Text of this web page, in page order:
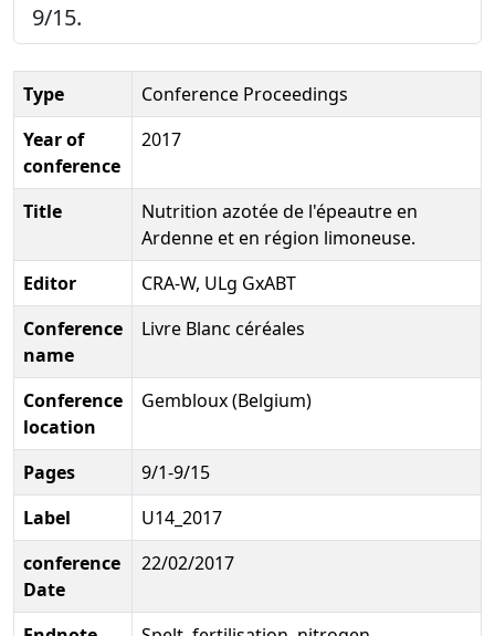
9/15.
Type
Conference Proceedings
Year of
conference
2017
Title
Nutrition azotée de l'épeautre en
Ardenne et en région limoneuse.
Editor
CRA-W, ULg GxABT
Conference
name
Livre Blanc céréales
Conference
location
Gembloux (Belgium)
Pages
9/1-9/15
Label
U14_2017
conference
Date
22/02/2017